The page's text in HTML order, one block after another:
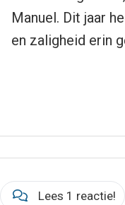
Manuel. Dit jaar
en zaligheid erin
Lees 1 reactie!